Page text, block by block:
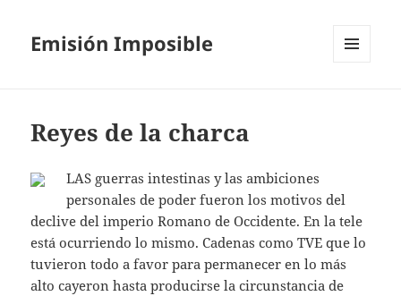
Emisión Imposible
Reyes de la charca
LAS guerras intestinas y las ambiciones
personales de poder fueron los motivos del
declive del imperio Romano de Occidente. En la tele
está ocurriendo lo mismo. Cadenas como TVE que lo
tuvieron todo a favor para permanecer en lo más
alto cayeron hasta producirse la circunstancia de